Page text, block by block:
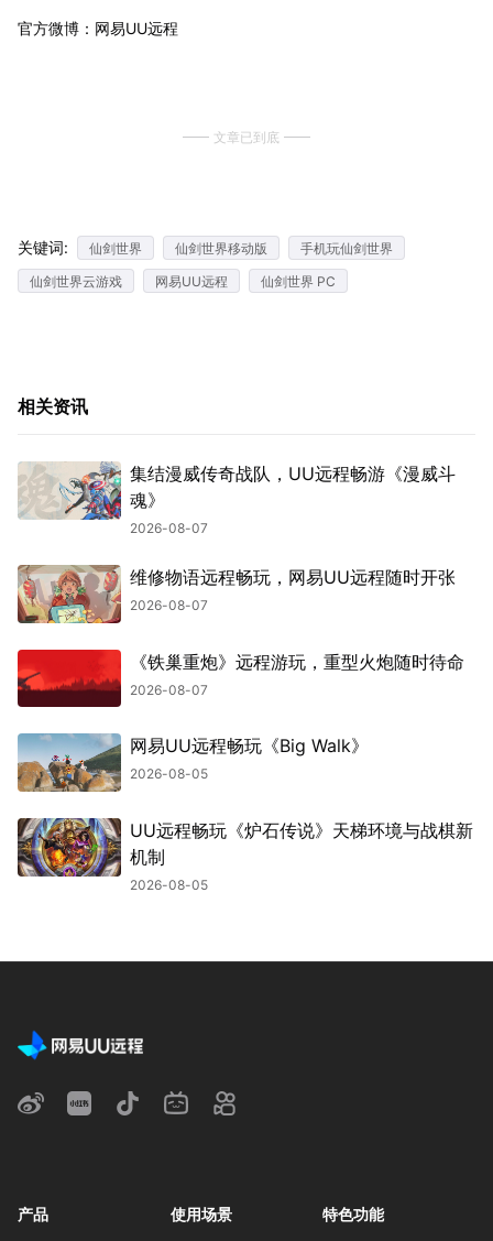
官方微博：网易UU远程
文章已到底
关键词: 仙剑世界 仙剑世界移动版
手机玩仙剑世界
仙剑世界云游戏
网易UU远程 仙剑世界 PC
相关资讯
集结漫威传奇战队，UU远程畅游《漫威斗
魂》
2026-08-07
维修物语远程畅玩，网易UU远程随时开张
2026-08-07
《铁巢重炮》远程游玩，重型火炮随时待命
2026-08-07
网易UU远程畅玩《Big Walk》
2026-08-05
UU远程畅玩《炉石传说》天梯环境与战棋新
机制
2026-08-05
产品 使用场景 特色功能